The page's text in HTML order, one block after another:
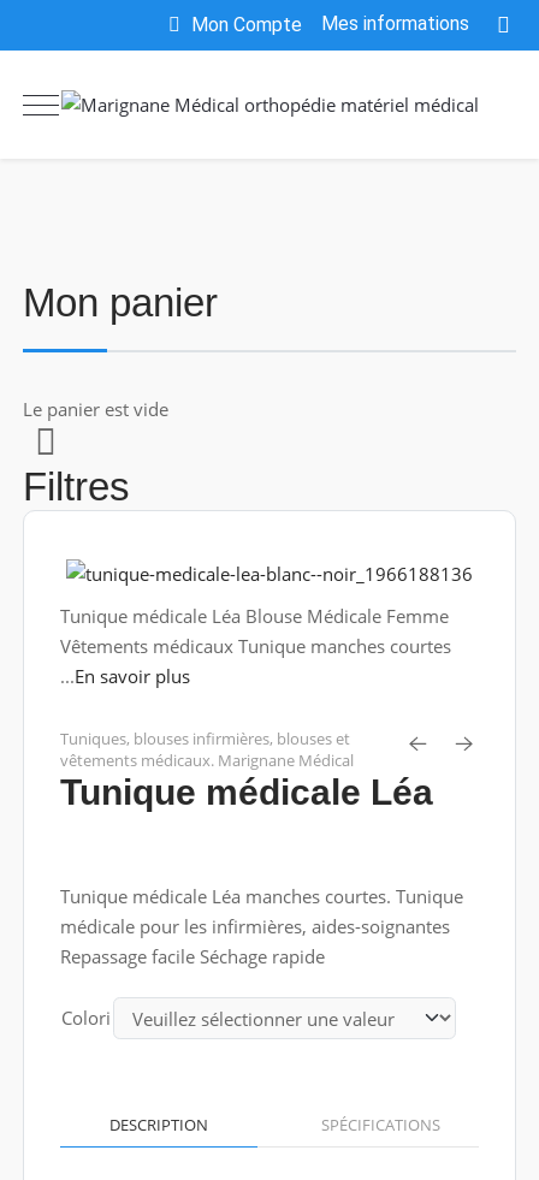
Mon Compte Mes informations
Mon panier
Le panier est vide
Filtres
Tunique médicale Léa Blouse Médicale Femme
Vêtements médicaux Tunique manches courtes
...En savoir plus
Tuniques, blouses infirmières, blouses et
vêtements médicaux. Marignane Médical
Tunique médicale Léa
Tunique médicale Léa manches courtes. Tunique
médicale pour les infirmières, aides-soignantes
Repassage facile Séchage rapide
Colori
DESCRIPTION SPÉCIFICATIONS